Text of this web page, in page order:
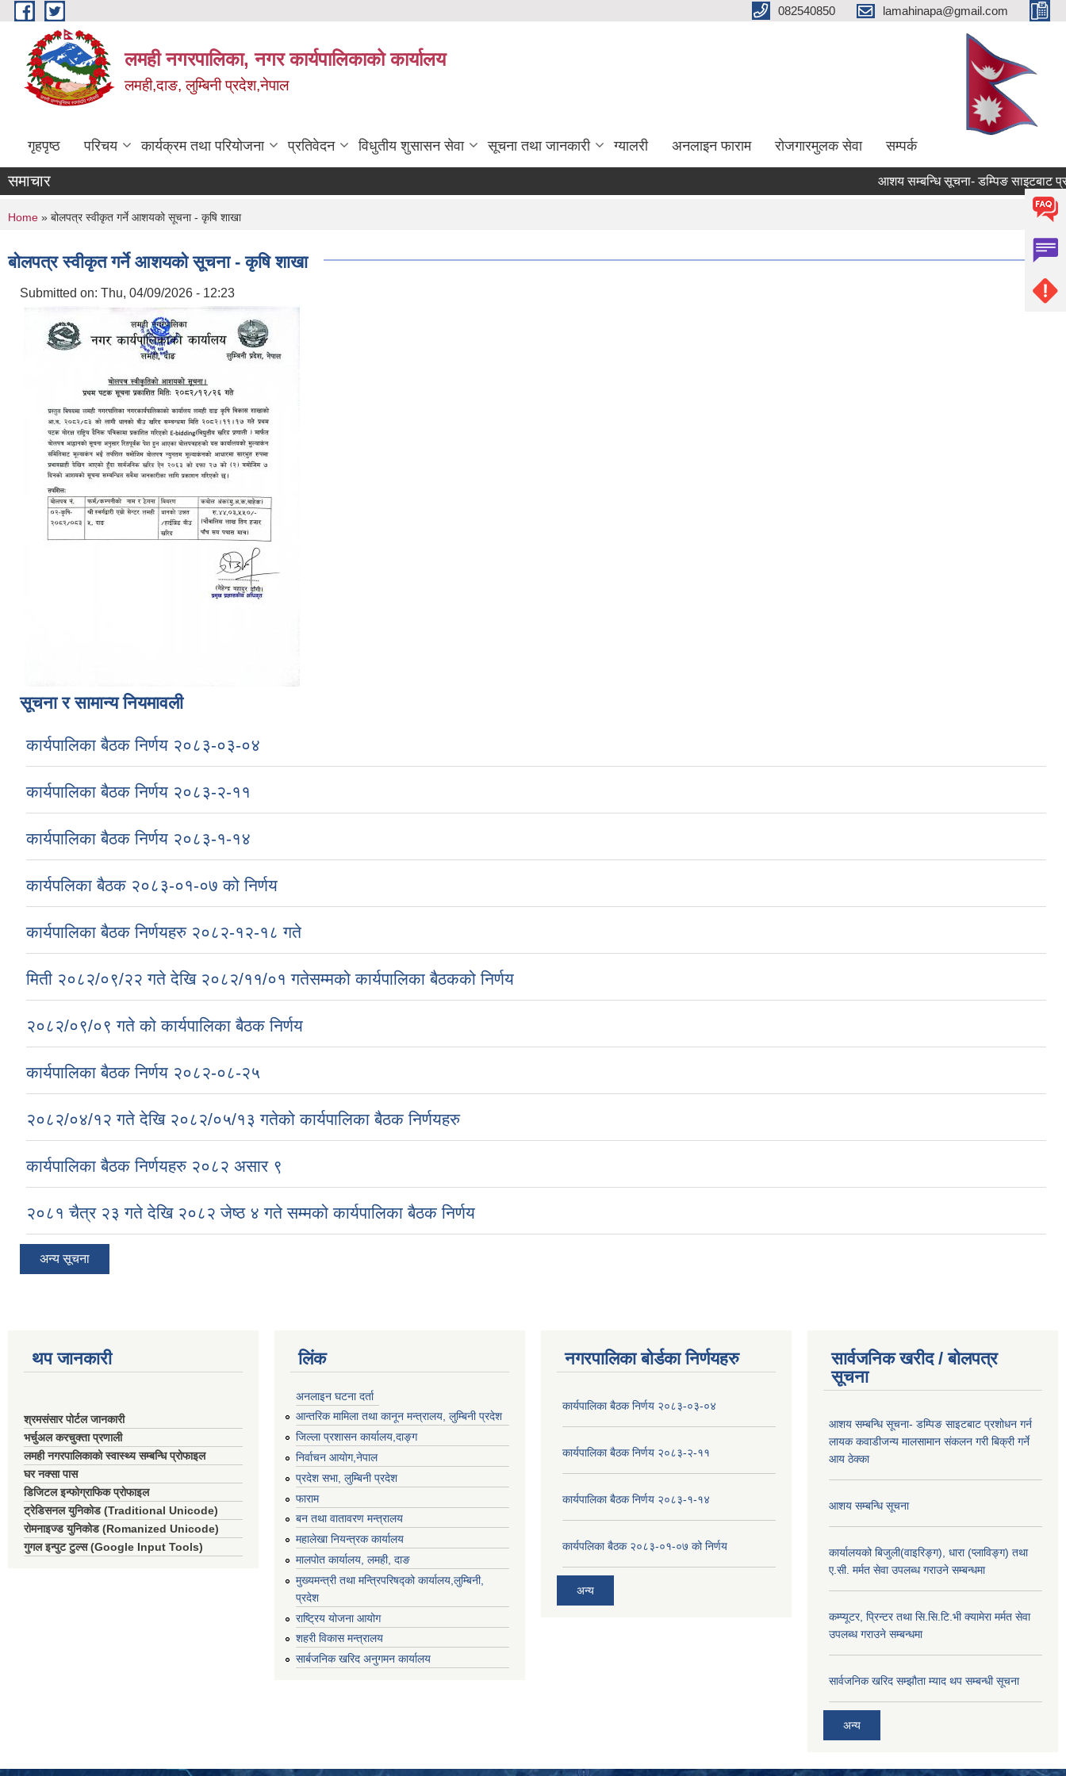
Skip to main content 082540850 lamahinapa@gmail.com
लमही नगरपालिका, नगर कार्यपालिकाको कार्यालय
लमही,दाङ, लुम्बिनी प्रदेश,नेपाल
गृहपृष्ठ परिचय कार्यक्रम तथा परियोजना प्रतिवेदन विधुतीय शुसासन सेवा सूचना तथा जानकारी ग्यालरी अनलाइन फाराम राेजगारमुलक सेवा सम्पर्क
समाचार आशय सम्बन्धि सूचना- डम्पिङ साइटबाट
You are here
Home » बोलपत्र स्वीकृत गर्ने आशयको सूचना - कृषि शाखा
बोलपत्र स्वीकृत गर्ने आशयको सूचना - कृषि शाखा
Submitted on: Thu, 04/09/2026 - 12:23
सूचना र सामान्य नियमावली
कार्यपालिका बैठक निर्णय २०८३-०३-०४
कार्यपालिका बैठक निर्णय २०८३-२-११
कार्यपालिका बैठक निर्णय २०८३-१-१४
कार्यपलिका बैठक २०८३-०१-०७ को निर्णय
कार्यपालिका बैठक निर्णयहरु २०८२-१२-१८ गते
मिती २०८२/०९/२२ गते देखि २०८२/११/०१ गतेसम्मको कार्यपालिका बैठकको निर्णय
२०८२/०९/०९ गते को कार्यपालिका बैठक निर्णय
कार्यपालिका बैठक निर्णय २०८२-०८-२५
२०८२/०४/१२ गते देखि २०८२/०५/१३ गतेको कार्यपालिका बैठक निर्णयहरु
कार्यपालिका बैठक निर्णयहरु २०८२ असार ९
२०८१ चैत्र २३ गते देखि २०८२ जेष्ठ ४ गते सम्मको कार्यपालिका बैठक निर्णय
अन्य सूचना
थप जानकारी
श्रमसंसार पोर्टल जानकारी
भर्चुअल करचुक्ता प्रणाली
लमही नगरपालिकाको स्वास्थ्य सम्बन्धि प्रोफाइल
घर नक्सा पास
डिजिटल इन्फोग्राफिक प्रोफाइल
ट्रेडिसनल युनिकोड (Traditional Unicode)
रोमनाइज्ड युनिकोड (Romanized Unicode)
गुगल इन्पुट टुल्स (Google Input Tools)
लिंक
अनलाइन घटना दर्ता
आन्तरिक मामिला तथा कानून मन्त्रालय, लुम्बिनी प्रदेश
जिल्ला प्रशासन कार्यालय,दाङ्ग
निर्वाचन आयाेग,नेपाल
प्रदेश सभा, लुम्बिनी प्रदेश
फाराम
बन तथा वातावरण मन्त्रालय
महालेखा नियन्त्रक कार्यालय
मालपोत कार्यालय, लमही, दाङ
मुख्यमन्त्री तथा मन्त्रिपरिषद्को कार्यालय,लुम्बिनी,
प्रदेश
राष्ट्रिय योजना आयोग
शहरी विकास मन्त्रालय
सार्बजनिक खरिद अनुगमन कार्यालय
नगरपालिका बोर्डका निर्णयहरु
कार्यपालिका बैठक निर्णय २०८३-०३-०४
कार्यपालिका बैठक निर्णय २०८३-२-११
कार्यपालिका बैठक निर्णय २०८३-१-१४
कार्यपलिका बैठक २०८३-०१-०७ को निर्णय
अन्य
सार्वजनिक खरीद / बोलपत्र
सूचना
आशय सम्बन्धि सूचना- डम्पिङ साइटबाट प्रशोधन गर्न
लायक कवाडीजन्य मालसामान संकलन गरी बिक्री गर्ने
आय ठेक्का
आशय सम्बन्धि सूचना
कार्यालयको बिजुली(वाइरिङ्ग), धारा (प्लाविङ्ग) तथा
ए.सी. मर्मत सेवा उपलब्ध गराउने सम्बन्धमा
कम्प्यूटर, प्रिन्टर तथा सि.सि.टि.भी क्यामेरा मर्मत सेवा
उपलब्ध गराउने सम्बन्धमा
सार्वजनिक खरिद सम्झौता म्याद थप सम्बन्धी सूचना
अन्य